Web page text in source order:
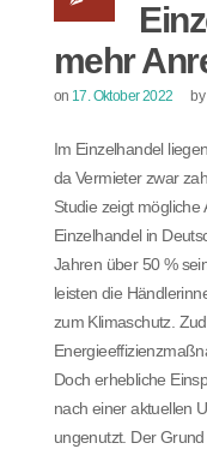
mehr
on 17. Oktober 2022 by
Im Einzelhandel
da Vermieter zwar
Studie zeigt
Einzelhandel in
Jahren über 50 %
leisten die
zum Klimaschutz.
Doch erhebliche
nach einer aktuellen
ungenutzt. Der